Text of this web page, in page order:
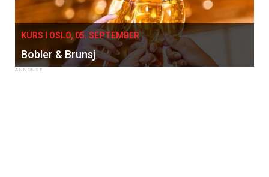
KURS I OSLO, 05. SEPTEMBER
Bobler & Brunsj